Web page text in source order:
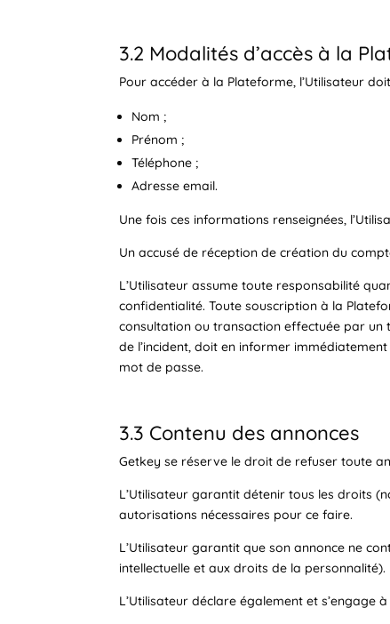
3.2 Modalités d’accès à la
Pour accéder à la Plateforme, l’Utilisateur
Nom ;
Prénom ;
Téléphone ;
Adresse email.
Une fois ces informations renseignées,
Un accusé de réception de création du
L’Utilisateur assume toute responsabilité
confidentialité. Toute souscription à la
consultation ou transaction effectuée par un
de l’incident, doit en informer
mot de passe.
3.3 Contenu des annonces
Getkey se réserve le droit de refuser toute
L’Utilisateur garantit détenir tous les droits
autorisations nécessaires pour ce faire.
L’Utilisateur garantit que son annonce ne
intellectuelle et aux droits de la
L’Utilisateur déclare également et s’engage